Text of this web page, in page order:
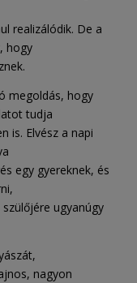
realizálódik. De a
hogy
megoldás, hogy
tudja
is. Elvész a napi
egy gyereknek, és
ugyanúgy
nagyon